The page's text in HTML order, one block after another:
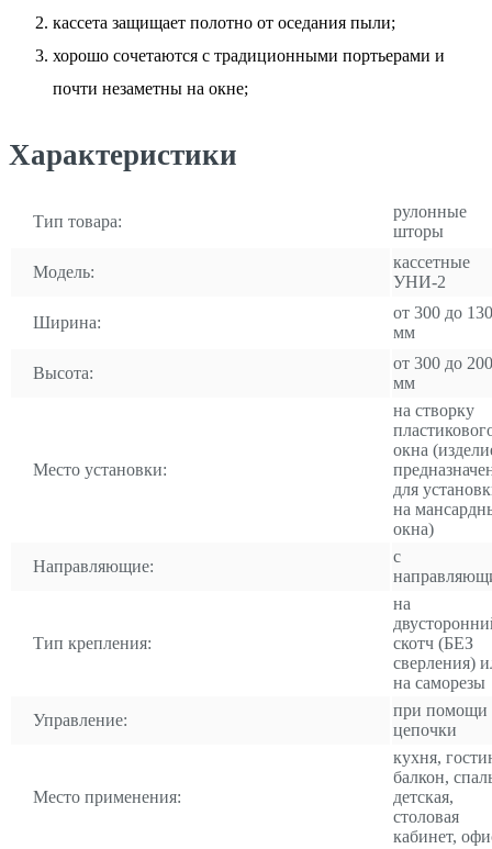
кассета защищает полотно от оседания пыли;
хорошо сочетаются с традиционными портьерами и
почти незаметны на окне;
Характеристики
Тип товара:
рулонные
шторы
Модель:
кассетные
УНИ-2
Ширина:
от 300 до
мм
Высота:
от 300 до
мм
Место установки:
на створку
окна
для
на
окна)
Направляющие:
с
Тип крепления:
на
скотч (БЕЗ
сверления)
на саморезы
Управление:
при помощи
цепочки
Место применения:
кухня,
балкон,
детская,
столовая
кабинет,